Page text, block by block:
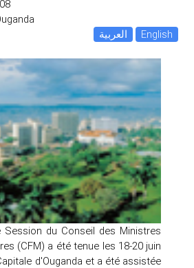
العربية
English
Session du Conseil des Ministres
(CFM) a été tenue les 18-20 juin
d'Ouganda et a été assistée